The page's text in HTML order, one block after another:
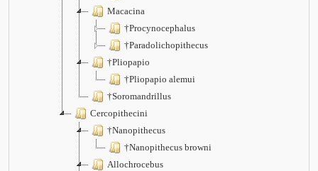
Macacina
†Procynocephalus
†Paradolichopithecus
†Pliopapio
†Pliopapio alemui
†Soromandrillus
Cercopithecini
†Nanopithecus
†Nanopithecus browni
Allochrocebus